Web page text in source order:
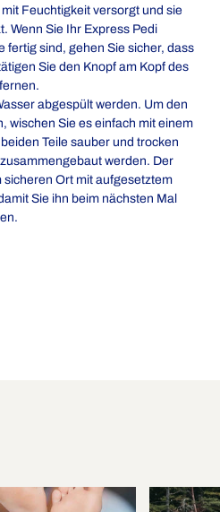
Feuchtigkeit versorgt und sie
Wenn Sie Ihr Express Pedi
fertig sind, gehen Sie sicher, dass
Sie den Knopf am Kopf des
abgespült werden. Um den
wischen Sie es einfach mit einem
Teile sauber und trocken
werden. Der
sicheren Ort mit aufgesetztem
Sie ihn beim nächsten Mal